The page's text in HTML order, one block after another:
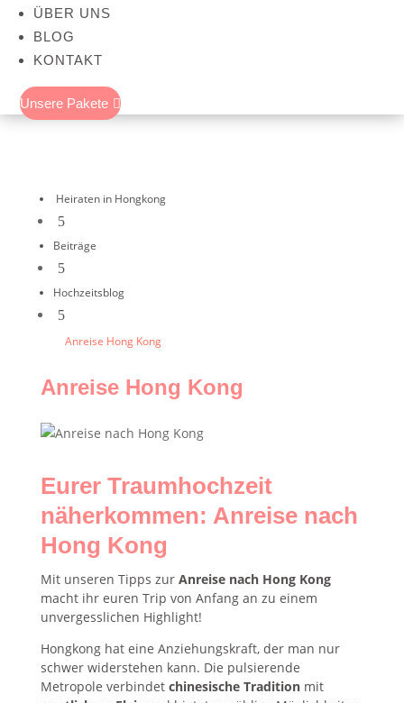
ÜBER UNS
BLOG
KONTAKT
Unsere Pakete 
Heiraten in Hongkong
5
Beiträge
5
Hochzeitsblog
5
Anreise Hong Kong
Anreise Hong Kong
Eurer Traumhochzeit
näherkommen: Anreise nach
Hong Kong
Mit unseren Tipps zur Anreise nach Hong Kong
macht ihr euren Trip von Anfang an zu einem
unvergesslichen Highlight!
Hongkong hat eine Anziehungskraft, der man nur
schwer widerstehen kann. Die pulsierende
Metropole verbindet chinesische Traditionmit